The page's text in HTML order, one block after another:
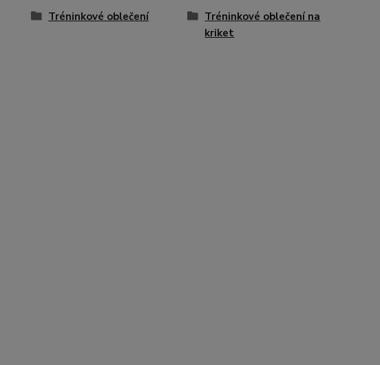
Tréninkové oblečení
Tréninkové oblečení na
kriket